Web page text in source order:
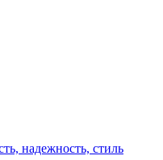
надежность, стиль